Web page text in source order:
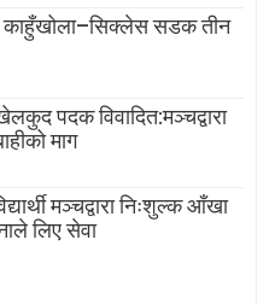
काहुँखोला–सिक्लेस सडक तीन
पदक विवादित:मञ्चद्वारा
माग
मञ्चद्वारा निःशुल्क आँखा
लिए सेवा